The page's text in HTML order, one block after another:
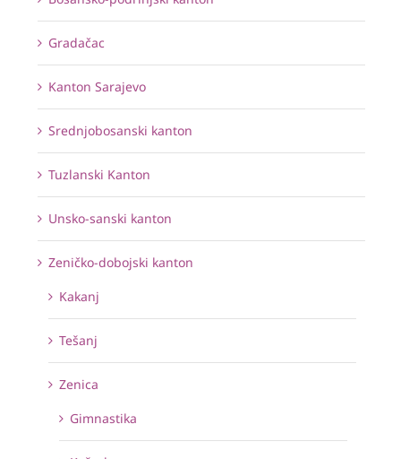
Gradačac
Kanton Sarajevo
Srednjobosanski kanton
Tuzlanski Kanton
Unsko-sanski kanton
Zeničko-dobojski kanton
Kakanj
Tešanj
Zenica
Gimnastika